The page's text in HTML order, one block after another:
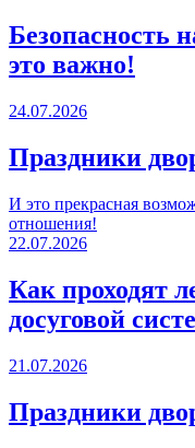
Безопасность
это важно!
24.07.2026
Праздники
И это прекрасная
отношения!
22.07.2026
Как проходят
досуговой
21.07.2026
Праздники